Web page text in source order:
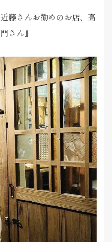
藤さんお勧めのお店、高
さん』